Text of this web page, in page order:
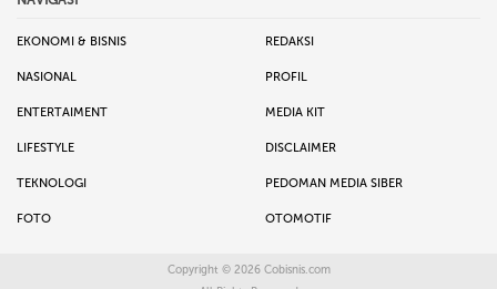
EKONOMI & BISNIS REDAKSI
NASIONAL PROFIL
ENTERTAIMENT MEDIA KIT
LIFESTYLE DISCLAIMER
TEKNOLOGI PEDOMAN MEDIA SIBER
FOTO OTOMOTIF
Copyright © 2026 Cobisnis.com